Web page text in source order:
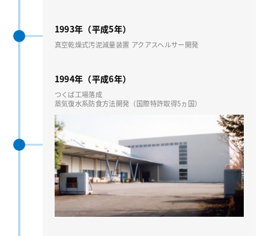
1993年（平成5年）
真空乾燥式汚泥減量装置 アクアスヘルサー開発
1994年（平成6年）
つくば⼯場落成
蒸気復⽔系防⾷⽅法開発（国際特許取得5ヵ国）